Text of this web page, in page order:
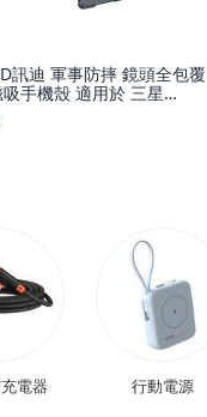
訊迪 軍事防摔 鏡頭全包覆
手機殼 適用於 三星
Z Fold8 Ultra
電器 行動電源